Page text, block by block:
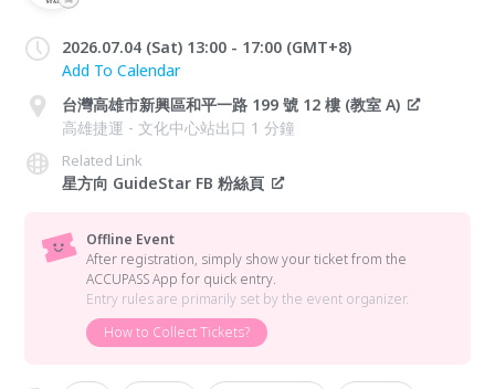
2026.07.04 (Sat) 13:00 - 17:00 (GMT+8)
Add To Calendar
台灣高雄市新興區和平一路 199 號 12 樓 (教室 A)
高雄捷運 - 文化中心站出口 1 分鐘
Related Link
星方向 GuideStar FB 粉絲頁
Offline Event
After registration, simply show your ticket from the
ACCUPASS App for quick entry.
Entry rules are primarily set by the event organizer.
How to Collect Tickets?